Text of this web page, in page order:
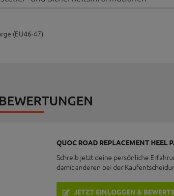
(EU46-47)
QUOC ROAD REPLACEMENT HEEL
Schreib jetzt deine persönliche
damit anderen bei der
JETZT EINLOGGEN &